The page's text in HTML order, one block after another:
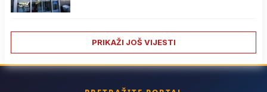
PRIKAŽI JOŠ VIJESTI